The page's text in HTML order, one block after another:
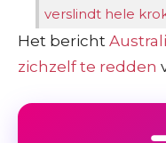
verslindt hele
Het bericht
zichzelf te redden